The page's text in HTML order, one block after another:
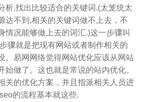
析,找出比较适合的关键词.(太笼统太
达不到,相关的关键词做不上去，不
情况能够做上去的词汇.)这一步骤叫
骤就是把现有网站或者制作相关的
。易网网络觉得网站优化应该从网站
始做了。这也就是常说的站内优化。
关的优化方案，并且指派相关人员进
的流程基本就这些.